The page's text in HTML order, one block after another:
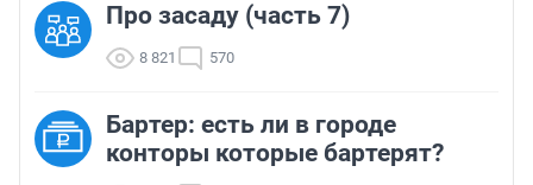
Про засаду (часть 7)
8 821 570
Бартер: есть ли в городе
конторы которые бартерят?